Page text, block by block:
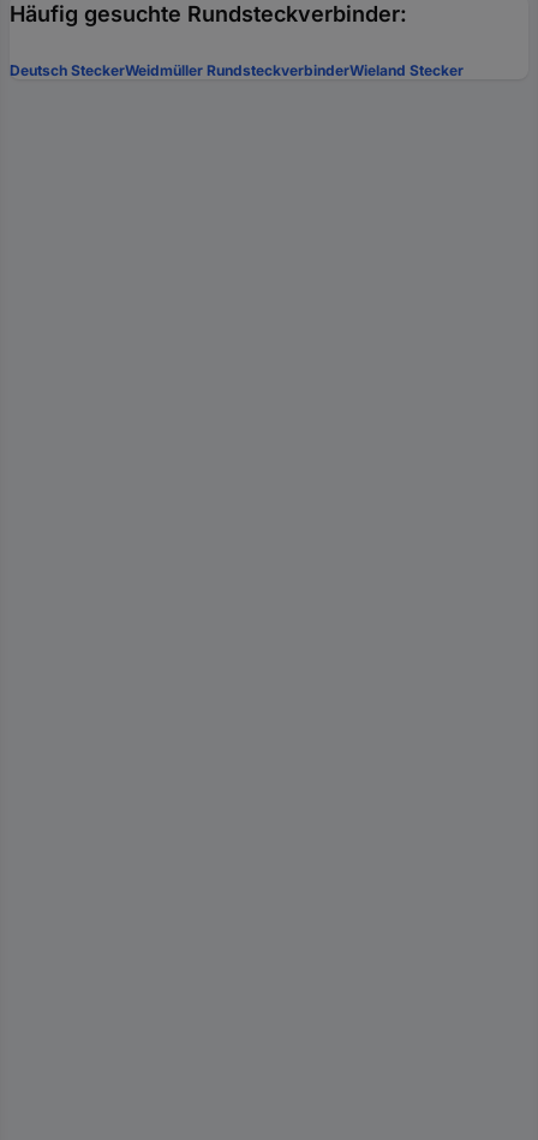
Häufig gesuchte Rundsteckverbinder:
Deutsch SteckerWeidmüller RundsteckverbinderWieland Stecker